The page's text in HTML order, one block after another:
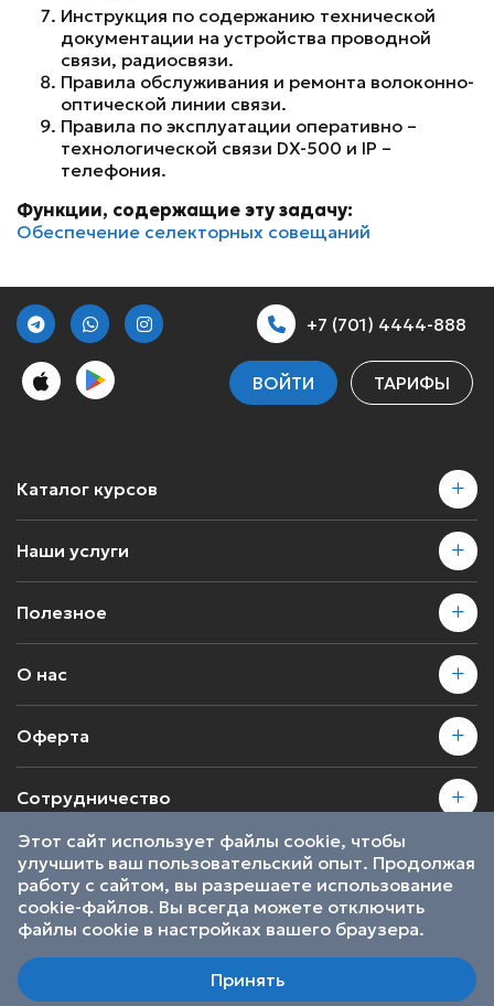
Инструкция по содержанию технической
документации на устройства проводной
связи, радиосвязи.
Правила обслуживания и ремонта волоконно-
оптической линии связи.
Правила по эксплуатации оперативно –
технологической связи DX-500 и IP –
телефония.
Функции, содержащие эту задачу:
Обеспечение селекторных совещаний
+7 (701) 4444-888
ВОЙТИ ТАРИФЫ
Каталог курсов
Наши услуги
Полезное
О нас
Оферта
Сотрудничество
2026 © SkillsProof | Все права защищены
Пользовательское соглашение
Являемся участниками
Этот сайт использует файлы cookie, чтобы
улучшить ваш пользовательский опыт. Продолжая
работу с сайтом, вы разрешаете использование
cookie-файлов. Вы всегда можете отключить
файлы cookie в настройках вашего браузера.
Принять